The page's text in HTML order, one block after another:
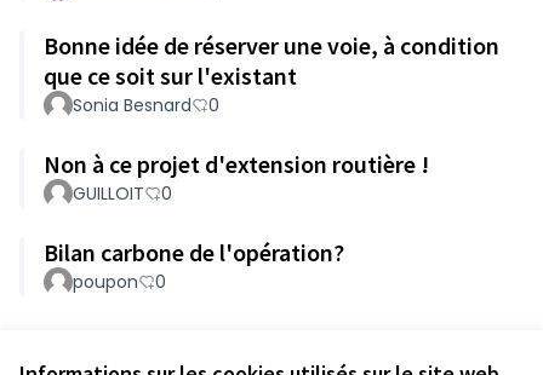
Bonne idée de réserver une voie, à condition
que ce soit sur l'existant
Sonia Besnard 0
Non à ce projet d'extension routière !
GUILLOIT 0
Bilan carbone de l'opération?
poupon 0
Référence : loire-atlantique-PART-2024-05-158